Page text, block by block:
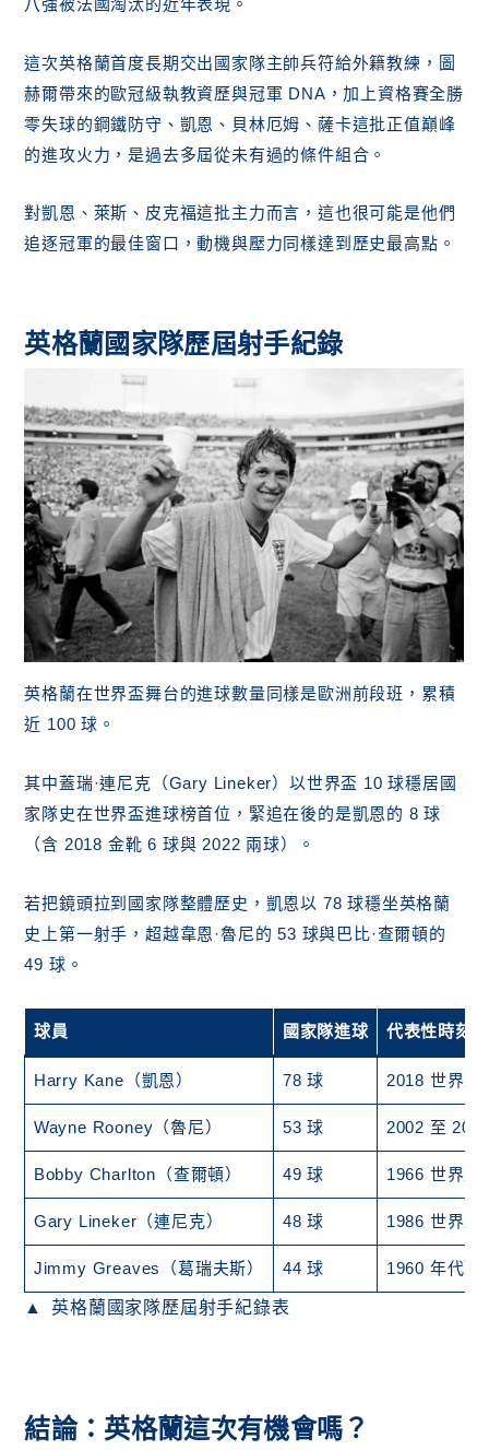
八強被法國淘汰的近年表現。
這次英格蘭首度長期交出國家隊主帥兵符給外籍教練，圖
赫爾帶來的歐冠級執教資歷與冠軍 DNA，加上資格賽全勝
零失球的鋼鐵防守、凱恩、貝林厄姆、薩卡這批正值巔峰
的進攻火力，是過去多屆從未有過的條件組合。
對凱恩、萊斯、皮克福這批主力而言，這也很可能是他們
追逐冠軍的最佳窗口，動機與壓力同樣達到歷史最高點。
英格蘭國家隊歷屆射手紀錄
英格蘭在世界盃舞台的進球數量同樣是歐洲前段班，累積
近 100 球。
其中蓋瑞·連尼克（Gary Lineker）以世界盃 10 球穩居國
家隊史在世界盃進球榜首位，緊追在後的是凱恩的 8 球
（含 2018 金靴 6 球與 2022 兩球）。
若把鏡頭拉到國家隊整體歷史，凱恩以 78 球穩坐英格蘭
史上第一射手，超越韋恩·魯尼的 53 球與巴比·查爾頓的
49 球。
球員 國家隊進球 代表性時刻
Harry Kane（凱恩） 78 球 2018 世界盃
Wayne Rooney（魯尼） 53 球 2002 至
Bobby Charlton（查爾頓） 49 球 1966 世界盃
Gary Lineker（連尼克） 48 球 1986 世界盃
Jimmy Greaves（葛瑞夫斯） 44 球 1960 年代頂
英格蘭國家隊歷屆射手紀錄表
結論：英格蘭這次有機會嗎？